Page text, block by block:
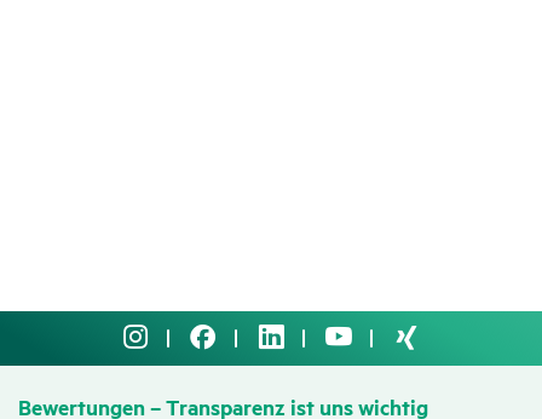
Bewer­tungen– Trans­pa­renz ist uns wichtig